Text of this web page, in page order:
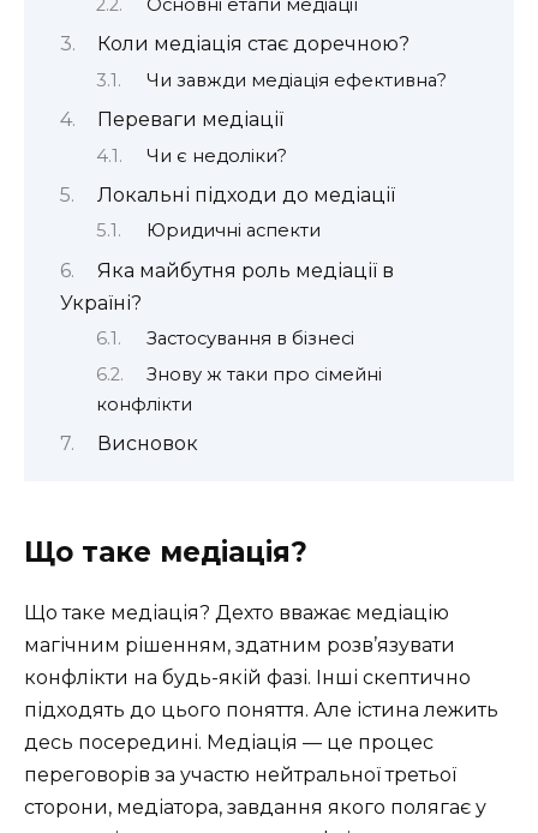
Основні етапи медіації
Коли медіація стає доречною?
Чи завжди медіація ефективна?
Переваги медіації
Чи є недоліки?
Локальні підходи до медіації
Юридичні аспекти
Яка майбутня роль медіації в
Україні?
Застосування в бізнесі
Знову ж таки про сімейні
конфлікти
Висновок
Що таке медіація?
Що таке медіація? Дехто вважає медіацію
магічним рішенням, здатним розв’язувати
конфлікти на будь-якій фазі. Інші скептично
підходять до цього поняття. Але істина лежить
десь посередині. Медіація — це процес
переговорів за участю нейтральної третьої
сторони, медіатора, завдання якого полягає у